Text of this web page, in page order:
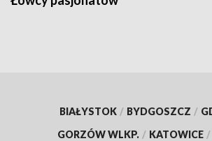
BIAŁYSTOK / BYDGOSZCZ /
GORZÓW WLKP. / KATOWICE /